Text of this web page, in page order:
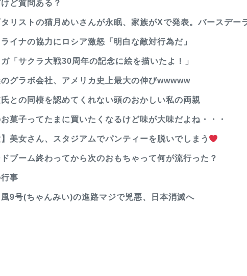
ど質問ある？
タリストの猫月めいさんが永眠、家族がXで発表。バースデー
イナの協力にロシア激怒「明白な敵対行為だ」
ガ「サクラ大戦30周年の記念に絵を描いたよ！」
のグラボ会社、アメリカ史上最大の伸びwwwww
との同棲を認めてくれない頭のおかしい私の両親
菓子ってたまに買いたくなるけど味が大味だよね・・・
】美女さん、スタジアムでパンティーを脱いでしまう
ブーム終わってから次のおもちゃって何が流行った？
事
風9号(ちゃんみい)の進路マジで兇悪、日本消滅へ